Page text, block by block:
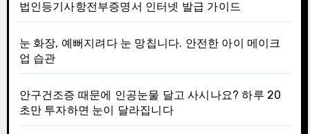
법인등기사항전부증명서 인터넷 발급 가이드
눈 화장, 예뻐지려다 눈 망칩니다. 안전한 아이 메이크
업 습관
안구건조증 때문에 인공눈물 달고 사시나요? 하루 20
초만 투자하면 눈이 달라집니다